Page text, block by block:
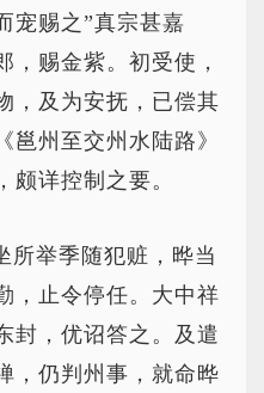
宠赐之”真宗甚嘉
，赐金紫。初受使，
，及为安抚，已偿其
邕州至交州水陆路》
颇详控制之要。
所举季随犯赃，晔当
，止令停任。大中祥
封，优诏答之。及遣
，仍判州事，就命晔